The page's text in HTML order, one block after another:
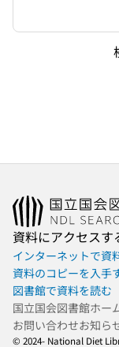
資料にアクセスす
インターネットで資
資料のコピーを入手
図書館で資料を読む
国立国会図書館ホー
お問い合わせお知ら
© 2024- National Diet